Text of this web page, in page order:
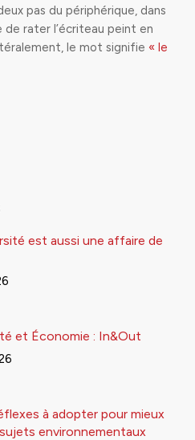
pas du périphérique, dans
rater l’écriteau peint en
le mot signifie « le
est aussi une affaire de
et Économie : In&Out
à adopter pour mieux
environnementaux